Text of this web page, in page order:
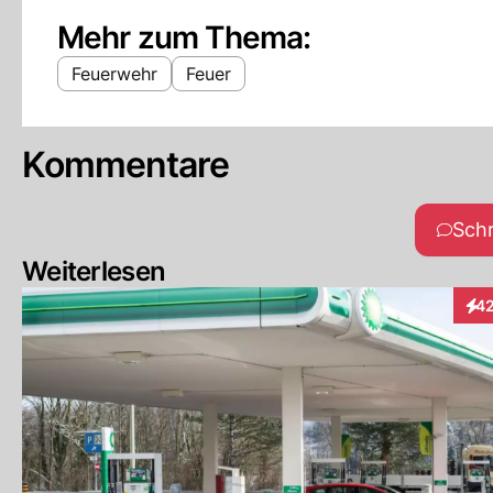
Mehr zum Thema:
Feuerwehr Feuer
Kommentare
Weiterlesen
42